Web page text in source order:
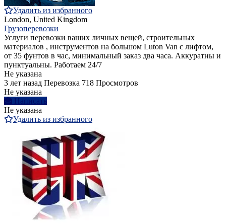
Удалить из избранного
London, United Kingdom
Грузоперевозки
Услуги перевозки ваших личных вещей, строительных
материалов , инструментов на большом Luton Van с лифтом,
от 35 фунтов в час, минимальный заказ два часа. Аккуратны и
пунктуальны. Работаем 24/7
Не указана
3 лет назад Перевозка 718 Просмотров
Не указана
Написать
Не указана
Удалить из избранного